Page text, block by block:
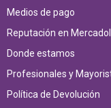
Medios de pago
Reputación en
Donde estamos
Profesionales y
Política de Devolución